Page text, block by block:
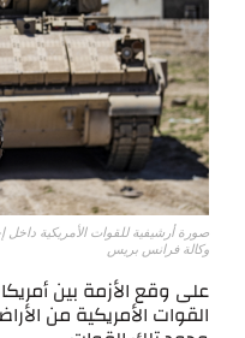
صورة أرشيفية للقوات الأمريكية
وكالة فرانس بريس
على وقع الأزمة بين
القوات الأمريكية من